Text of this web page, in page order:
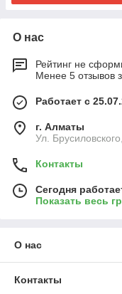
О нас
Рейтинг не
Менее 5 отзывов
Работает с
г. Алматы
Ул.
Контакты
Сегодня
Показать весь
О нас
Контакты